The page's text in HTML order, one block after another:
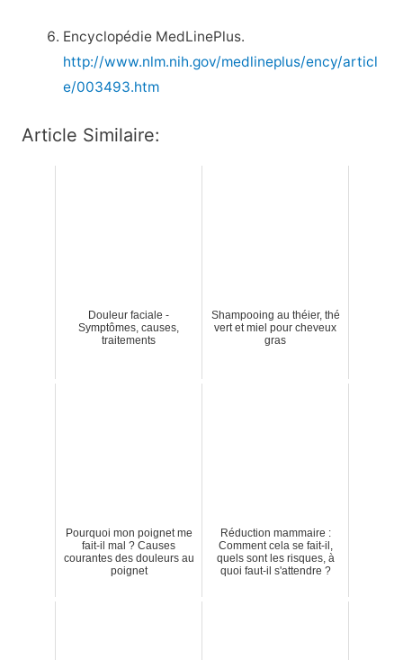
Encyclopédie MedLinePlus.
http://www.nlm.nih.gov/medlineplus/ency/articl
e/003493.htm
Article Similaire:
Douleur faciale -
Symptômes, causes,
traitements
Shampooing au théier, thé
vert et miel pour cheveux
gras
Pourquoi mon poignet me
fait-il mal ? Causes
courantes des douleurs au
poignet
Réduction mammaire :
Comment cela se fait-il,
quels sont les risques, à
quoi faut-il s'attendre ?